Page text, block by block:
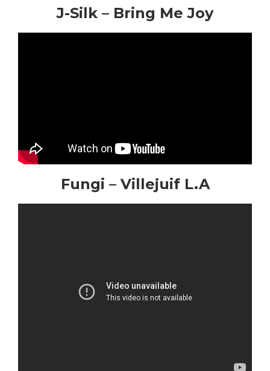
J-Silk – Bring Me Joy
Fungi – Villejuif L.A